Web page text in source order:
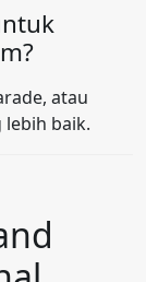
atau
baik.